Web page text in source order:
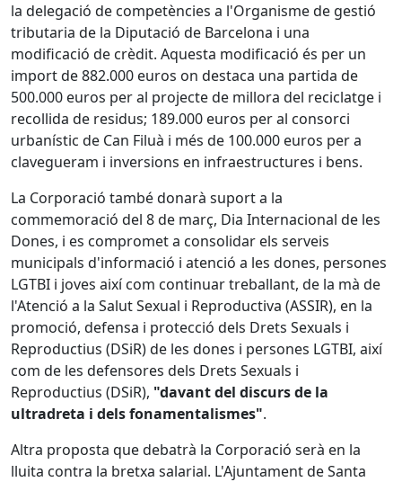
la delegació de competències a l'Organisme de gestió
tributaria de la Diputació de Barcelona i una
modificació de crèdit. Aquesta modificació és per un
import de 882.000 euros on destaca una partida de
500.000 euros per al projecte de millora del reciclatge i
recollida de residus; 189.000 euros per al consorci
urbanístic de Can Filuà i més de 100.000 euros per a
clavegueram i inversions en infraestructures i bens.
La Corporació també donarà suport a la
commemoració del 8 de març, Dia Internacional de les
Dones, i es compromet a consolidar els serveis
municipals d'informació i atenció a les dones, persones
LGTBI i joves així com continuar treballant, de la mà de
l'Atenció a la Salut Sexual i Reproductiva (ASSIR), en la
promoció, defensa i protecció dels Drets Sexuals i
Reproductius (DSiR) de les dones i persones LGTBI, així
com de les defensores dels Drets Sexuals i
Reproductius (DSiR), "davant del discurs de la
ultradreta i dels fonamentalismes".
Altra proposta que debatrà la Corporació serà en la
lluita contra la bretxa salarial. L'Ajuntament de Santa